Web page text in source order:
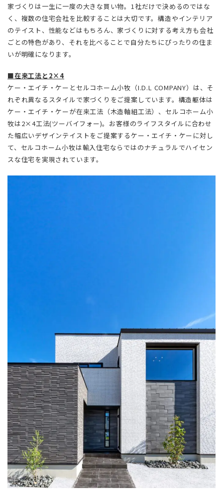
家づくりは一生に一度の大きな買い物。1社だけで決めるのではな
く、複数の住宅会社を比較することは大切です。構造やインテリア
のテイスト、性能などはもちろん、家づくりに対する考え方も会社
ごとの特色があり、それを比べることで自分たちにぴったりの住ま
いが明確になります。
■在来工法と2×4
ケー・エイチ・ケーとセルコホーム小牧（I.D.L COMPANY）は、そ
れぞれ異なるスタイルで家づくりをご提案しています。構造躯体は
ケー・エイチ・ケーが在来工法（木造軸組工法）、セルコホーム小
牧は2×4工法(ツーバイフォー)。お客様のライフスタイルに合わせ
た幅広いデザインテイストをご提案するケー・エイチ・ケーに対し
て、セルコホーム小牧は輸入住宅ならではのナチュラルでハイセン
スな住宅を実現されています。